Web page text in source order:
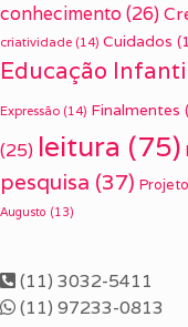
conhecimento(26)
criatividade (14) Cuidados
Educação
Expressão (14) Finalmentes
(25) leitura (75)
pesquisa (37) Projeto
Augusto (13)
(11) 3032-5411
(11) 97233-0813